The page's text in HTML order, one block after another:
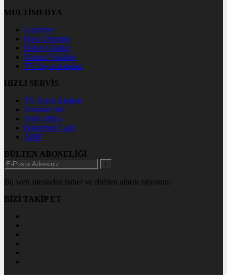
MULTİMEDYA
Gazeteler
Hava Durumu
Haber Gönder
Namaz Vakitleri
TV Yayın Akışları
HIZLI SERVİS
TV Yayın Akışları
Yazarlar Site
Tenis İddaa
Basketbol Canlı
AMP
BÜLTEN ABONELİĞİ
+
Bu web sitesinden haber ve ebülten almak istiyorum
BİZİ TAKİP ET